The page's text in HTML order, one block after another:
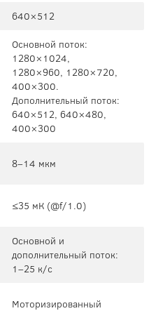
640×512
Основной поток:
1280×1024,
1280×960, 1280×720,
400×300.
Дополнительный поток:
640×512, 640×480,
400×300
8–14 мкм
≤35 мК (@f/1.0)
Основной и
дополнительный поток:
1–25 к/с
Моторизированный